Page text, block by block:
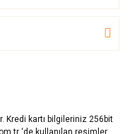
Kredi kartı bilgileriniz 256bit
‘de kullanılan resimler,